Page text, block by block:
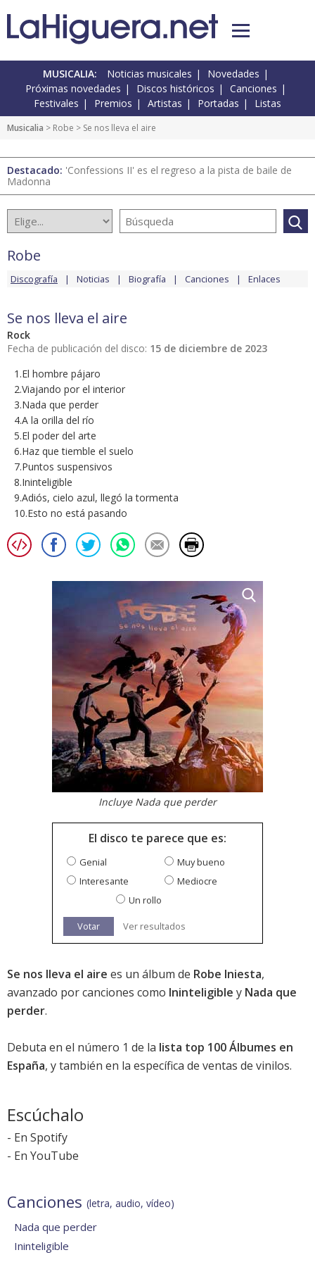
MUSICALIA: Noticias musicales
Novedades
Próximas novedades
Discos históricos
Canciones
Festivales
Premios Artistas Portadas Listas
Musicalia > Robe > Se nos lleva el aire
Destacado: 'Confessions II' es el regreso a la pista de baile de
Madonna
Robe
Discografía Noticias Biografía Canciones Enlaces
Se nos lleva el aire
Rock
Fecha de publicación del disco: 15 de diciembre de 2023
1.El hombre pájaro
2.Viajando por el interior
3.Nada que perder
4.A la orilla del río
5.El poder del arte
6.Haz que tiemble el suelo
7.Puntos suspensivos
8.Ininteligible
9.Adiós, cielo azul, llegó la tormenta
10.Esto no está pasando
Incluye Nada que perder
El disco te parece que es:
Genial
Muy bueno
Interesante
Mediocre
Un rollo
Votar Ver resultados
Se nos lleva el aire es un álbum de Robe Iniesta,
avanzado por canciones como Ininteligible y Nada que
perder.
Debuta en el número 1 de la lista top 100 Álbumes en
España, y también en la específica de ventas de vinilos.
Escúchalo
- En Spotify
- En YouTube
Canciones (letra, audio, vídeo)
Nada que perder
Ininteligible